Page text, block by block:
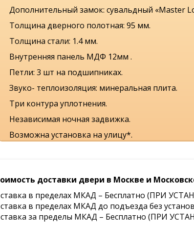
Дополнительный замок: сувальдный «Master
Толщина дверного полотная: 95 мм.
Толщина стали: 1.4 мм.
Внутренняя панель МДФ 12мм .
Петли: 3 шт на подшипниках.
Звуко- теплоизоляция: минеральная плита.
Три контура уплотнения.
Независимая ночная задвижка.
Возможна установка на улицу*.
доставки двери в Москве и
в пределах МКАД – Бесплатно (ПРИ
в пределах МКАД до подъезда без
за пределы МКАД – Бесплатно (ПРИ